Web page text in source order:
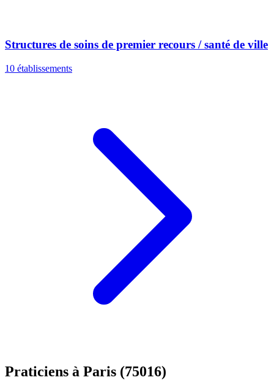
Structures de soins de premier recours / santé de ville
10 établissements
Praticiens à Paris (75016)